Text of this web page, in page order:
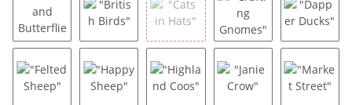
"Bees and Butterflies"
"British Birds""Cats in Hats""Crafting Gnomes"